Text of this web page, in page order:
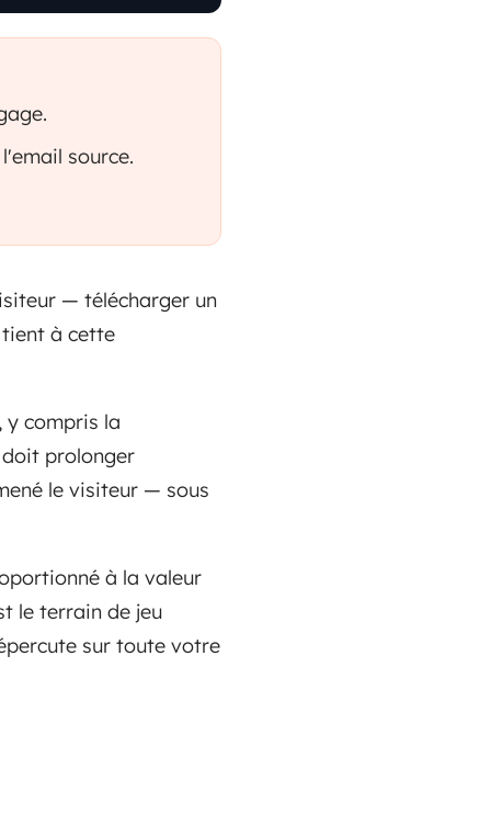
source.
— télécharger un
tient à cette
y compris la
prolonger
le visiteur — sous
à la valeur
le terrain de jeu
sur toute votre